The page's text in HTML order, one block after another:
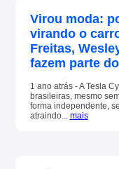
Virou moda:
virando o
Freitas,
fazem parte
1 ano atrás - A Tesla
brasileiras, mesmo
forma independente,
atraindo... mais